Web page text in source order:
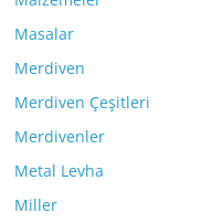
Masalar
Merdiven
Merdiven Çeşitleri
Merdivenler
Metal Levha
Miller